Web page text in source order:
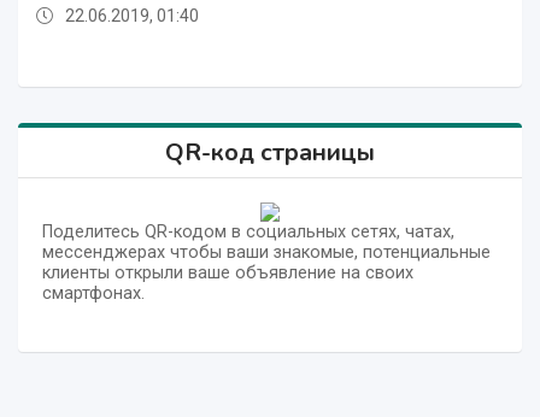
22.06.2019, 01:40
QR-код страницы
Поделитесь QR-кодом в социальных сетях, чатах,
мессенджерах чтобы ваши знакомые, потенциальные
клиенты открыли ваше объявление на своих
смартфонах.